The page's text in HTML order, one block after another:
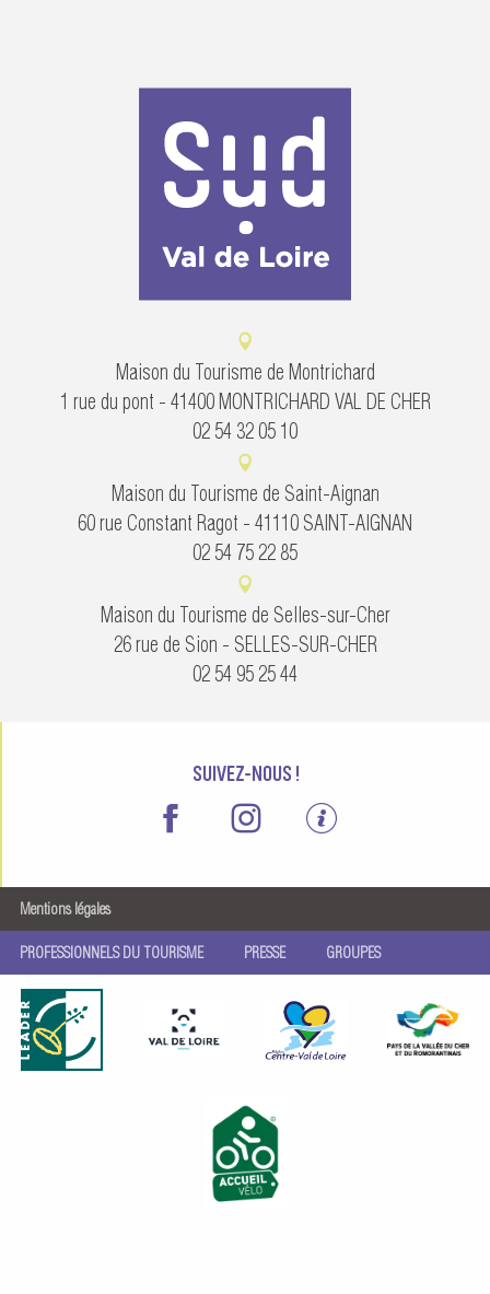
Maison du Tourisme de Montrichard
1 rue du pont - 41400 MONTRICHARD VAL DE CHER
02 54 32 05 10
Maison du Tourisme de Saint-Aignan
60 rue Constant Ragot - 41110 SAINT-AIGNAN
02 54 75 22 85
Maison du Tourisme de Selles-sur-Cher
26 rue de Sion - SELLES-SUR-CHER
02 54 95 25 44
SUIVEZ-NOUS !
Mentions légales
PROFESSIONNELS DU TOURISME PRESSE GROUPES